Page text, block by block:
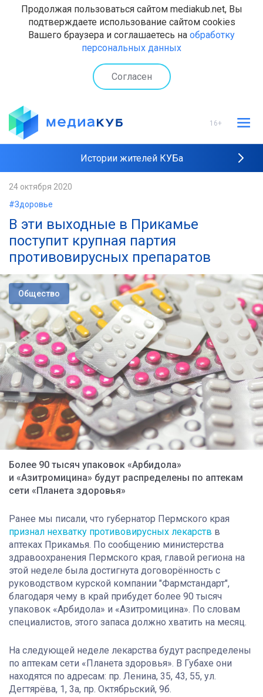
Продолжая пользоваться сайтом mediakub.net, Вы
подтверждаете использование сайтом cookies
Вашего браузера и соглашаетесь на обработку
персональных данных
Согласен
16+
Истории жителей КУБа
24 октября 2020
#Здоровье
В эти выходные в Прикамье
поступит крупная партия
противовирусных препаратов
Общество
Более 90 тысяч упаковок «Арбидола»
и «Азитромицина» будут распределены по аптекам
сети «Планета здоровья»
Ранее мы писали, что губернатор Пермского края
признал нехватку противовирусных лекарств в
аптеках Прикамья. По сообщению министерства
здравоохранения Пермского края, главой региона на
этой неделе была достигнута договорённость с
руководством курской компании "Фармстандарт",
благодаря чему в край прибудет более 90 тысяч
упаковок «Арбидола» и «Азитромицина». По словам
специалистов, этого запаса должно хватить на месяц.
На следующей неделе лекарства будут распределены
по аптекам сети «Планета здоровья». В Губахе они
находятся по адресам: пр. Ленина, 35, 43, 55, ул.
Дегтярёва, 1, 3а, пр. Октябрьский, 9б.